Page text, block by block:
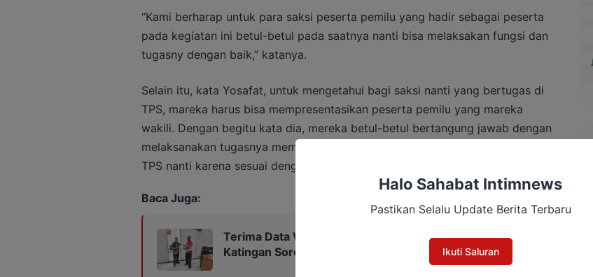
“Kami berharap untuk para saksi peserta pemilu yang hadir sebagai peserta
pada kegiatan ini betul-betul pada saatnya nanti bisa melaksakan fungsi dan
tugasny dengan baik,” katanya.
Selain itu, kata Yosafat, untuk mengetahui bagi saksi nanti yang bertugas di
TPS, mareka harus bisa mempresentasikan peserta pemilu yang mareka
wakili. Dengan begitu kata dia, mereka betul-betul bertangung jawab dengan
melaksanakan tugasnya memastikan proses pelaksanaan pemungutan suaradi
TPS nanti karena sesuai dengan ketentuannya.
Baca Juga:
Terima Data Warga Meninggal dari Kelurahan, Bawaslu
Katingan Soroti Akurasi Pemilih
Halo Sahabat Intimnews
Pastikan Selalu Update Berita Terbaru
Ikuti Saluran